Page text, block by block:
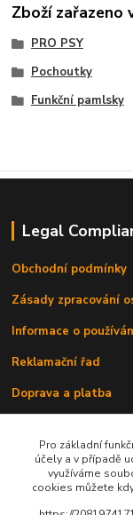
Zboží zařazeno
PRO PSY
Pochoutky
Funkční pamlsky
Legal
Obchodní podmínky
Zásady zpracování
Informace o
Reklamační řad
Doprava a platba
Pro základní
účely a v případě
využíváme
cookies můžete